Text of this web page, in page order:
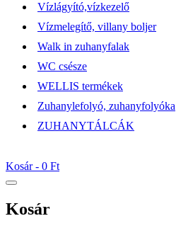
Vízlágyító,vízkezelő
Vízmelegítő, villany boljer
Walk in zuhanyfalak
WC csésze
WELLIS termékek
Zuhanylefolyó, zuhanyfolyóka
ZUHANYTÁLCÁK
Kosár - 0 Ft
Kosár